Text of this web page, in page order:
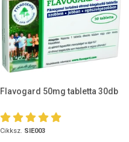
Flavogard 50mg tabletta 30db
Cikksz. SIE003